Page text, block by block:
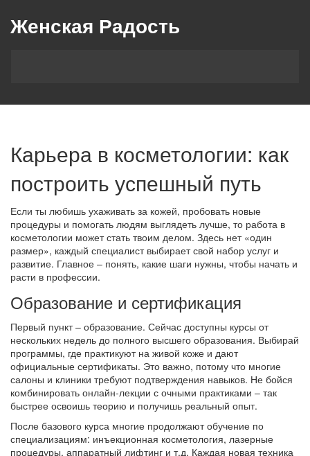
Женская Радость
Карьера в косметологии: как
построить успешный путь
Если ты любишь ухаживать за кожей, пробовать новые
процедуры и помогать людям выглядеть лучше, то работа в
косметологии может стать твоим делом. Здесь нет «один
размер», каждый специалист выбирает свой набор услуг и
развитие. Главное – понять, какие шаги нужны, чтобы начать и
расти в профессии.
Образование и сертификация
Первый пункт – образование. Сейчас доступны курсы от
нескольких недель до полного высшего образования. Выбирай
программы, где практикуют на живой коже и дают
официальные сертификаты. Это важно, потому что многие
салоны и клиники требуют подтверждения навыков. Не бойся
комбинировать онлайн‑лекции с очными практиками – так
быстрее освоишь теорию и получишь реальный опыт.
После базового курса многие продолжают обучение по
специализациям: инъекционная косметология, лазерные
процедуры, аппаратный лифтинг и т.д. Каждая новая техника